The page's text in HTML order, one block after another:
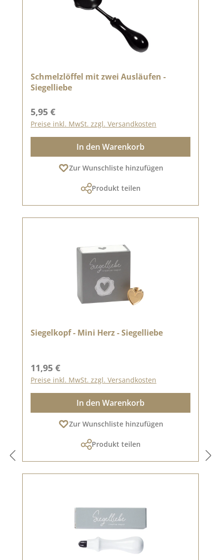
Schmelzlöffel mit zwei Ausläufen -
Siegelliebe
Regulärer Preis:
5,95 €
Preise inkl. MwSt. zzgl. Versandkosten
In den Warenkorb
Zur Wunschliste hinzufügen
Produkt teilen
Siegelkopf - Mini Herz - Siegelliebe
Regulärer Preis:
11,95 €
Preise inkl. MwSt. zzgl. Versandkosten
In den Warenkorb
Zur Wunschliste hinzufügen
Produkt teilen